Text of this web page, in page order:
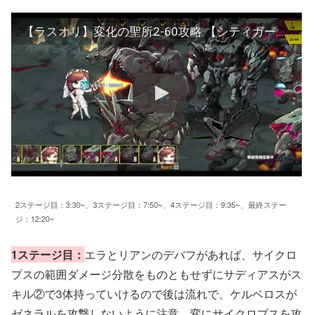
【ラスオリ】変化の聖所2-60攻略 【シティガード編成】【電気属性編成】：サディアス、リアン、ケルベロス、ランパート、エラ
2ステージ目：3:30~、3ステージ目：7:50~、4ステージ目：9:35~、最終ステー
ジ：12:20~
1ステージ目： エラとリアンのデバフがあれば、サイクロ
プスの範囲ダメージ分散をものともせずにサディアスがス
キル②で3体持っていけるので後は流れで、ケルベロスが